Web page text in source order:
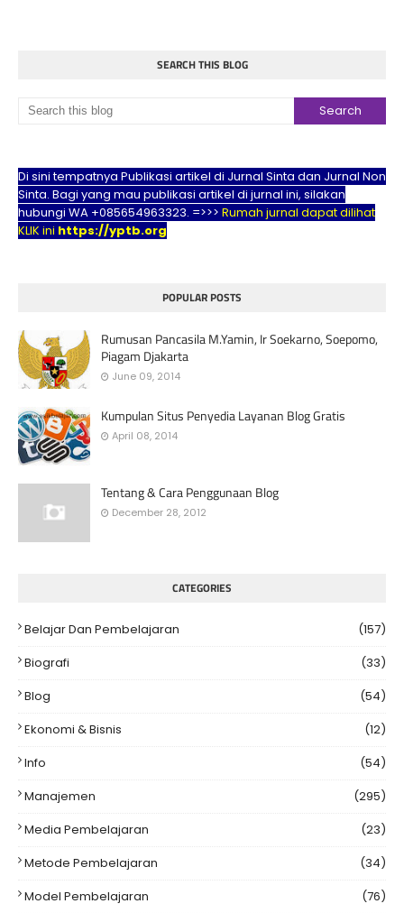
SEARCH THIS BLOG
Di sini tempatnya Publikasi artikel di Jurnal Sinta dan Jurnal Non
Sinta. Bagi yang mau publikasi artikel di jurnal ini, silakan
hubungi WA +085654963323. =>>> Rumah jurnal dapat dilihat
KLIK ini https://yptb.org
POPULAR POSTS
Rumusan Pancasila M.Yamin, Ir Soekarno, Soepomo,
Piagam Djakarta
June 09, 2014
Kumpulan Situs Penyedia Layanan Blog Gratis
April 08, 2014
Tentang & Cara Penggunaan Blog
December 28, 2012
CATEGORIES
Belajar Dan Pembelajaran
(157)
Biografi
(33)
Blog
(54)
Ekonomi & Bisnis
(12)
Info
(54)
Manajemen
(295)
Media Pembelajaran
(23)
Metode Pembelajaran
(34)
Model Pembelajaran
(76)